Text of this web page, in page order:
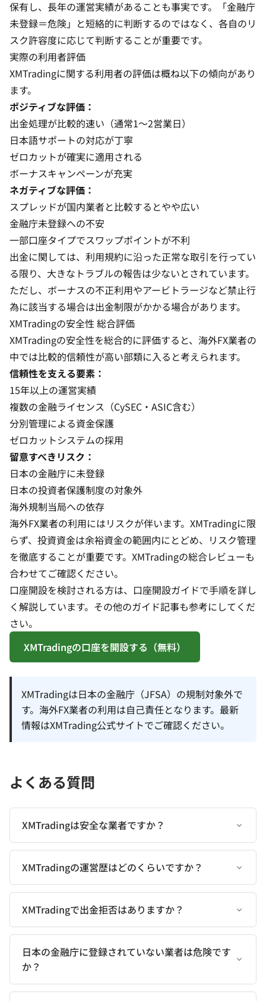
保有し、長年の運営実績があることも事実です。「金融庁
未登録＝危険」と短絡的に判断するのではなく、各自のリ
スク許容度に応じて判断することが重要です。
実際の利用者評価
XMTradingに関する利用者の評価は概ね以下の傾向があり
ます。
ポジティブな評価：
出金処理が比較的速い（通常1〜2営業日）
日本語サポートの対応が丁寧
ゼロカットが確実に適用される
ボーナスキャンペーンが充実
ネガティブな評価：
スプレッドが国内業者と比較するとやや広い
金融庁未登録への不安
一部口座タイプでスワップポイントが不利
出金に関しては、利用規約に沿った正常な取引を行ってい
る限り、大きなトラブルの報告は少ないとされています。
ただし、ボーナスの不正利用やアービトラージなど禁止行
為に該当する場合は出金制限がかかる場合があります。
XMTradingの安全性 総合評価
XMTradingの安全性を総合的に評価すると、海外FX業者の
中では比較的信頼性が高い部類に入ると考えられます。
信頼性を支える要素：
15年以上の運営実績
複数の金融ライセンス（CySEC・ASIC含む）
分別管理による資金保護
ゼロカットシステムの採用
留意すべきリスク：
日本の金融庁に未登録
日本の投資者保護制度の対象外
海外規制当局への依存
海外FX業者の利用にはリスクが伴います。XMTradingに限
らず、投資資金は余裕資金の範囲内にとどめ、リスク管理
を徹底することが重要です。 XMTradingの総合レビューも
合わせてご確認ください。
口座開設を検討される方は、 口座開設ガイドで手順を詳し
く解説しています。その他のガイド記事も参考にしてくだ
さい。
XMTradingの口座を開設する（無料）
XMTradingは日本の金融庁（JFSA）の規制対象外で
す。海外FX業者の利用は自己責任となります。最新
情報はXMTrading公式サイトでご確認ください。
よくある質問
XMTradingは安全な業者ですか？
XMTradingの運営歴はどのくらいですか？
XMTradingで出金拒否はありますか？
日本の金融庁に登録されていない業者は危険です
か？